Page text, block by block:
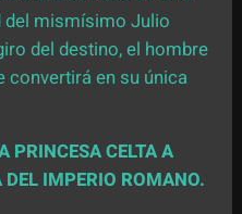
del mismísimo Julio
del destino, el hombre
convertirá en su única
PRINCESA CELTA A
IMPERIO ROMANO.